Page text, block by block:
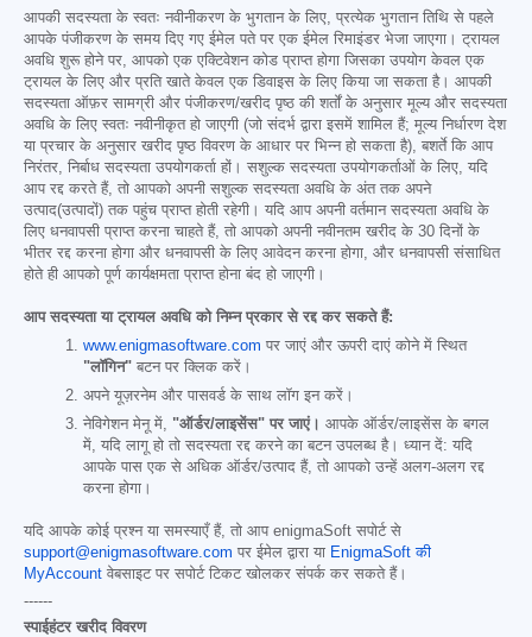
आपकी सदस्यता के स्वतः नवीनीकरण के भुगतान के लिए, प्रत्येक भुगतान तिथि से पहले
आपके पंजीकरण के समय दिए गए ईमेल पते पर एक ईमेल रिमाइंडर भेजा जाएगा। ट्रायल
अवधि शुरू होने पर, आपको एक एक्टिवेशन कोड प्राप्त होगा जिसका उपयोग केवल एक
ट्रायल के लिए और प्रति खाते केवल एक डिवाइस के लिए किया जा सकता है। आपकी
सदस्यता ऑफ़र सामग्री और पंजीकरण/खरीद पृष्ठ की शर्तों के अनुसार मूल्य और सदस्यता
अवधि के लिए स्वतः नवीनीकृत हो जाएगी (जो संदर्भ द्वारा इसमें शामिल हैं; मूल्य निर्धारण देश
या प्रचार के अनुसार खरीद पृष्ठ विवरण के आधार पर भिन्न हो सकता है), बशर्ते कि आप
निरंतर, निर्बाध सदस्यता उपयोगकर्ता हों। सशुल्क सदस्यता उपयोगकर्ताओं के लिए, यदि
आप रद्द करते हैं, तो आपको अपनी सशुल्क सदस्यता अवधि के अंत तक अपने
उत्पाद(उत्पादों) तक पहुंच प्राप्त होती रहेगी। यदि आप अपनी वर्तमान सदस्यता अवधि के
लिए धनवापसी प्राप्त करना चाहते हैं, तो आपको अपनी नवीनतम खरीद के 30 दिनों के
भीतर रद्द करना होगा और धनवापसी के लिए आवेदन करना होगा, और धनवापसी संसाधित
होते ही आपको पूर्ण कार्यक्षमता प्राप्त होना बंद हो जाएगी।
आप सदस्यता या ट्रायल अवधि को निम्न प्रकार से रद्द कर सकते हैं:
www.enigmasoftware.com पर जाएं और ऊपरी दाएं कोने में स्थित
"लॉगिन" बटन पर क्लिक करें।
अपने यूज़रनेम और पासवर्ड के साथ लॉग इन करें।
नेविगेशन मेनू में, "ऑर्डर/लाइसेंस" पर जाएं। आपके ऑर्डर/लाइसेंस के बगल
में, यदि लागू हो तो सदस्यता रद्द करने का बटन उपलब्ध है। ध्यान दें: यदि
आपके पास एक से अधिक ऑर्डर/उत्पाद हैं, तो आपको उन्हें अलग-अलग रद्द
करना होगा।
यदि आपके कोई प्रश्न या समस्याएँ हैं, तो आप enigmaSoft सपोर्ट से
support@enigmasoftware.com पर ईमेल द्वारा या EnigmaSoft की
MyAccount वेबसाइट पर सपोर्ट टिकट खोलकर संपर्क कर सकते हैं।
------
स्पाईहंटर खरीद विवरण